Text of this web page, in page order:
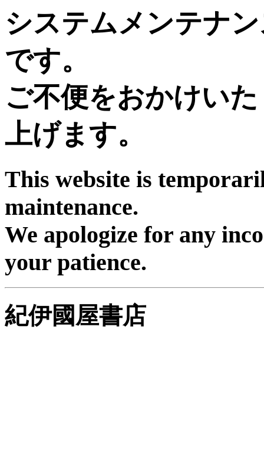
システムメンテナ
です。
ご不便をおかけい
上げます。
This website is
maintenance.
We apologize for any
your patience.
紀伊國屋書店